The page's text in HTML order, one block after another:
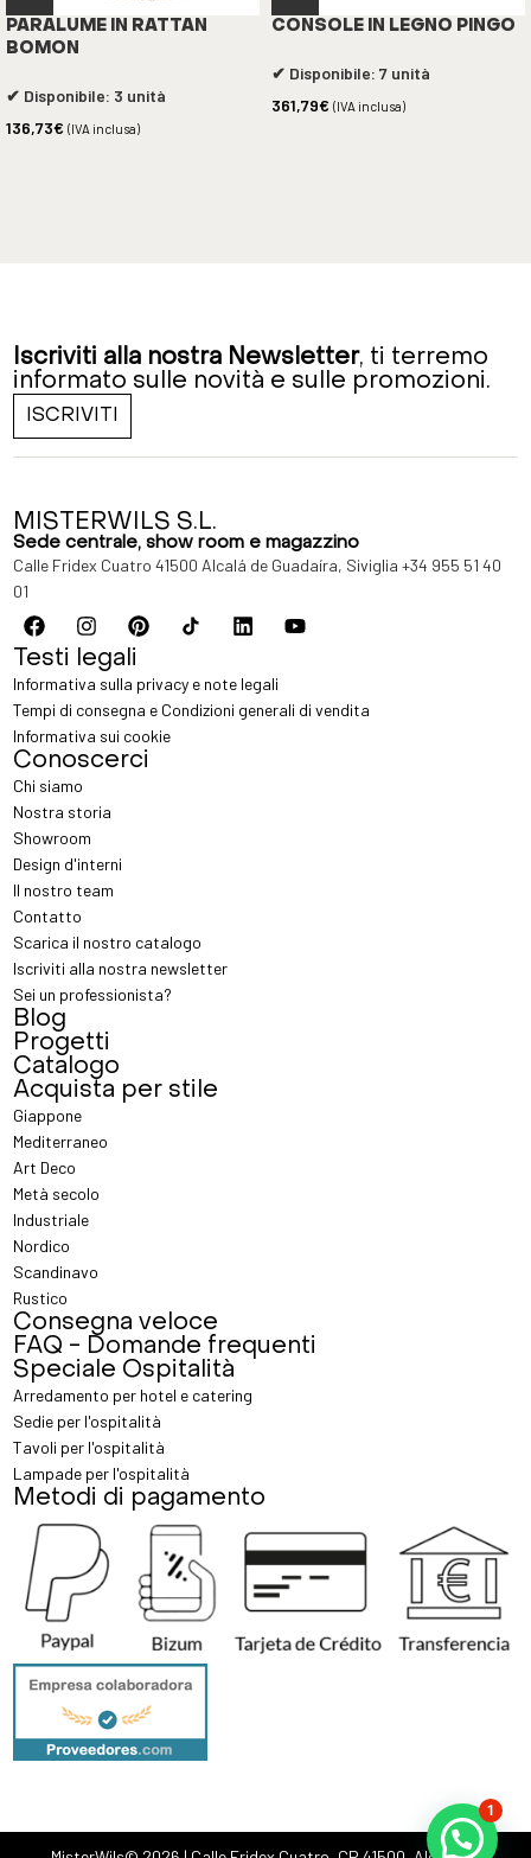
PARALUME IN RATTAN
BOMON
✔ Disponibile: 3 unità
136,73€ (IVA inclusa)
CONSOLE IN LEGNO PINGO
✔ Disponibile: 7 unità
361,79€ (IVA inclusa)
Iscriviti alla nostra Newsletter, ti terremo
informato sulle novità e sulle promozioni.
ISCRIVITI
MISTERWILS S.L.
Sede centrale, show room e magazzino
Calle Fridex Cuatro 41500 Alcalá de Guadaíra, Siviglia +34 955 51 40
01
Testi legali
Informativa sulla privacy e note legali
Tempi di consegna e Condizioni generali di vendita
Informativa sui cookie
Conoscerci
Chi siamo
Nostra storia
Showroom
Design d'interni
Il nostro team
Contatto
Scarica il nostro catalogo
Iscriviti alla nostra newsletter
Sei un professionista?
Blog
Progetti
Catalogo
Acquista per stile
Giappone
Mediterraneo
Art Deco
Metà secolo
Industriale
Nordico
Scandinavo
Rustico
Consegna veloce
FAQ - Domande frequenti
Speciale Ospitalità
Arredamento per hotel e catering
Sedie per l'ospitalità
Tavoli per l'ospitalità
Lampade per l'ospitalità
Metodi di pagamento
1